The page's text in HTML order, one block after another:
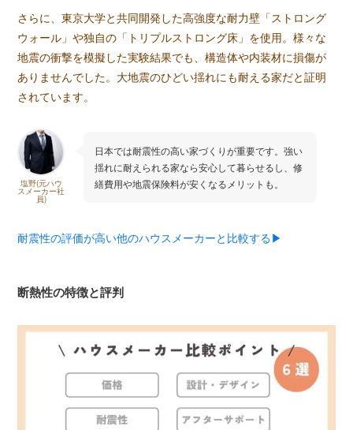
さらに、東京大学と共同開発した高強度な耐力壁「ストロング
ウォール」や独自の「トリプルストロング床」を使用。様々な
地震の衝撃を模擬した実験結果でも、構造体や内装材に損傷が
ありませんでした。大地震のひどい揺れにも耐える家だと証明
されています。
塩野(元ハウ
スメーカー社
員)
日本では耐震性の高い家づくりが重要です。強い
揺れに耐えられる家なら安心して暮らせるし、修
繕費用や地震保険料が安くなるメリットも。
耐震性の評価が高い他のハウスメーカーと比較する▶︎
断熱性の特徴と評判